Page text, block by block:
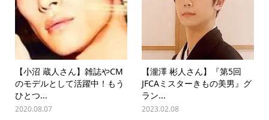
【小沼 蔵人さん】雑誌やCM
のモデルとして活躍中！もう
ひとつ...
2020.08.07
【瀧澤 彬人さん】『第5回
JFCAミスターきもの美男』グ
ラン...
2023.02.08